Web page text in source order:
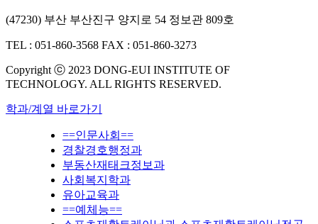
(47230) 부산 부산진구 양지로 54 정보관 809호
TEL : 051-860-3568 FAX : 051-860-3273
Copyright ⓒ 2023 DONG-EUI INSTITUTE OF
TECHNOLOGY. ALL RIGHTS RESERVED.
학과/계열 바로가기
==인문사회==
경찰경호행정과
부동산재태크정보과
사회복지학과
유아교육과
==예체능==